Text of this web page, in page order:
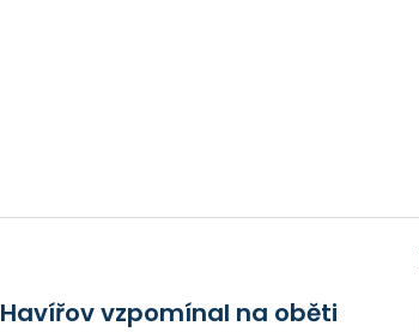
Havířov vzpomínal na oběti